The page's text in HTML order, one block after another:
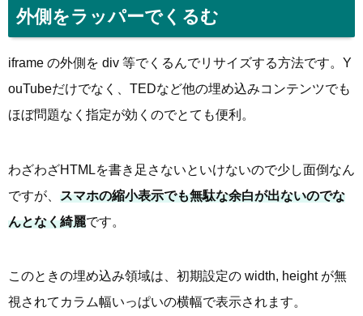
外側をラッパーでくるむ
iframe の外側を div 等でくるんでリサイズする方法です。Y
ouTubeだけでなく、TEDなど他の埋め込みコンテンツでも
ほぼ問題なく指定が効くのでとても便利。
わざわざHTMLを書き足さないといけないので少し面倒なん
ですが、 スマホの縮小表示でも無駄な余白が出ないのでな
んとなく綺麗です。
このときの埋め込み領域は、初期設定の width, height が無
視されてカラム幅いっぱいの横幅で表示されます。